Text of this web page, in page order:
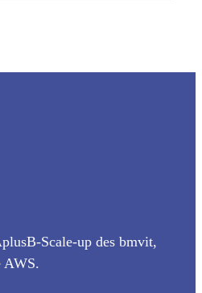
Scale-up des bmvit,
AWS.